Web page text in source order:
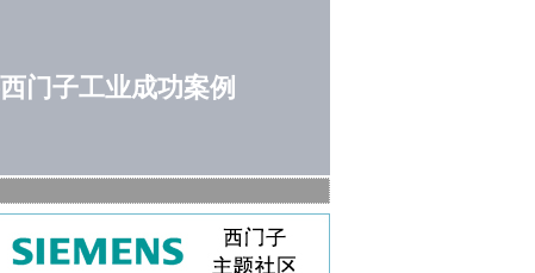
门子工业成功案例